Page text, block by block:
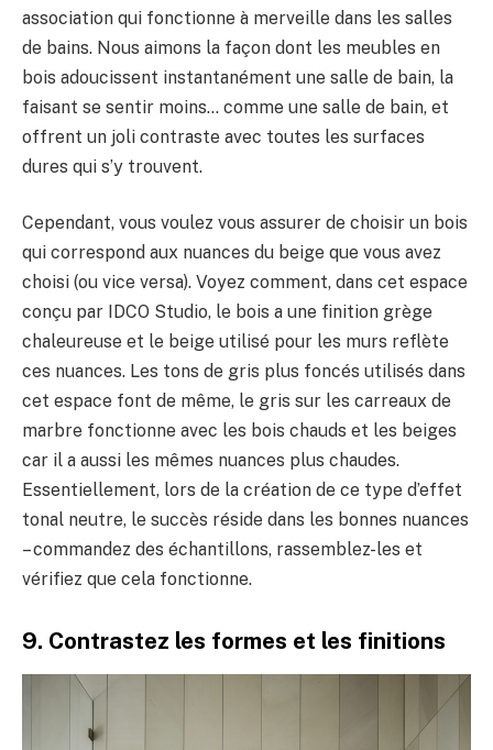
association qui fonctionne à merveille dans les salles
de bains. Nous aimons la façon dont les meubles en
bois adoucissent instantanément une salle de bain, la
faisant se sentir moins… comme une salle de bain, et
offrent un joli contraste avec toutes les surfaces
dures qui s’y trouvent.
Cependant, vous voulez vous assurer de choisir un bois
qui correspond aux nuances du beige que vous avez
choisi (ou vice versa). Voyez comment, dans cet espace
conçu par IDCO Studio, le bois a une finition grège
chaleureuse et le beige utilisé pour les murs reflète
ces nuances. Les tons de gris plus foncés utilisés dans
cet espace font de même, le gris sur les carreaux de
marbre fonctionne avec les bois chauds et les beiges
car il a aussi les mêmes nuances plus chaudes.
Essentiellement, lors de la création de ce type d’effet
tonal neutre, le succès réside dans les bonnes nuances
– commandez des échantillons, rassemblez-les et
vérifiez que cela fonctionne.
9. Contrastez les formes et les finitions